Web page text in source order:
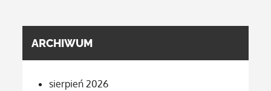
ARCHIWUM
sierpień 2026